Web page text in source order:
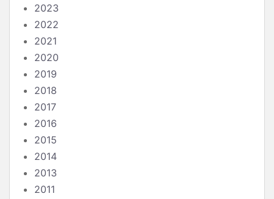
2023
2022
2021
2020
2019
2018
2017
2016
2015
2014
2013
2011